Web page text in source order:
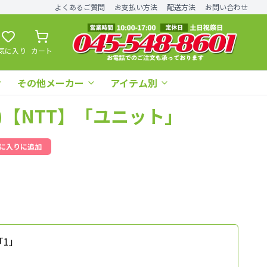
よくあるご質問 お支払い方法 配送方法 お問い合わせ
に入り カート
その他メーカー アイテム別
NTT】「ユニット」
入りに追加
」